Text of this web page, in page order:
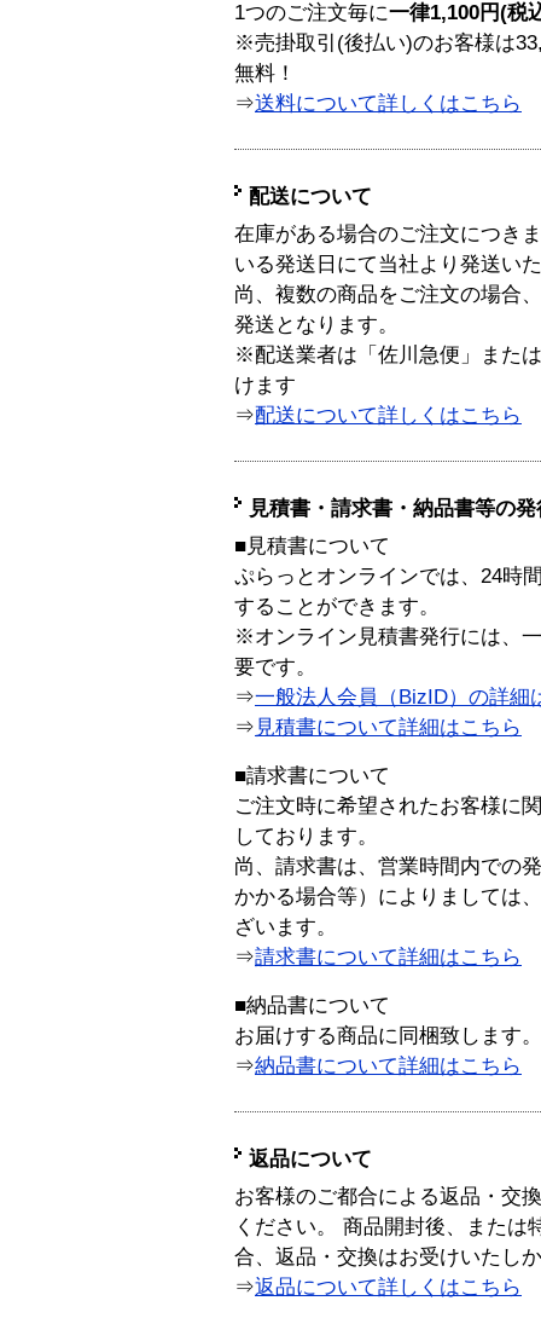
1つのご注文毎に一律1,100円(税
※売掛取引(後払い)のお客様は
無料！
⇒送料について詳しくはこちら
配送について
在庫がある場合のご注文につき
いる発送日にて当社より発送い
尚、複数の商品をご注文の場合
発送となります。
※配送業者は「佐川急便」また
けます
⇒配送について詳しくはこちら
見積書・請求書・納品書等の
■見積書について
ぷらっとオンラインでは、24時
することができます。
※オンライン見積書発行には、
要です。
⇒一般法人会員（BizID）の詳細
⇒ 見積書について詳細はこちら
■請求書について
ご注文時に希望されたお客様に
しております。
尚、請求書は、営業時間内での
かかる場合等）によりましては
ざいます。
⇒請求書について詳細はこちら
■納品書について
お届けする商品に同梱致します。
⇒納品書について詳細はこちら
返品について
お客様のご都合による返品・交
ください。 商品開封後、または
合、返品・交換はお受けいたし
⇒返品について詳しくはこちら